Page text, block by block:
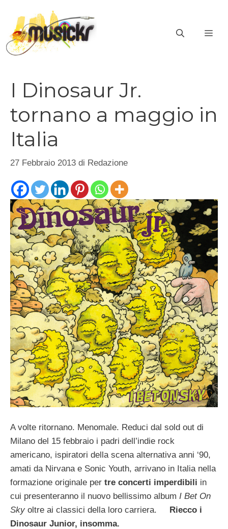
contenuto
I Dinosaur Jr.
tornano a maggio in
Italia
27 Febbraio 2013 di Redazione
A volte ritornano. Menomale. Reduci dal sold out di
Milano del 15 febbraio i padri dell’indie rock
americano, ispiratori della scena alternativa anni ‘90,
amati da Nirvana e Sonic Youth, arrivano in Italia nella
formazione originale per tre concerti imperdibili in
cui presenteranno il nuovo bellissimo album I Bet On
Sky oltre ai classici della loro carriera.
Riecco i
Dinosaur Junior, insomma.